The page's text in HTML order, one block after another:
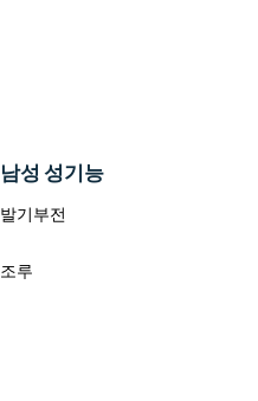
남성 성기능
발기부전
조루